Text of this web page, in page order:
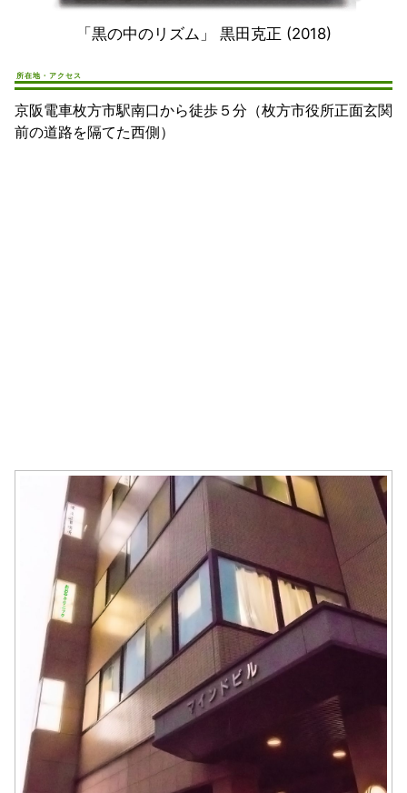
「黒の中のリズム」 黒田克正 (2018)
所在地・アクセス
京阪電車枚方市駅南口から徒歩５分（枚方市役所正面玄関
前の道路を隔てた西側）